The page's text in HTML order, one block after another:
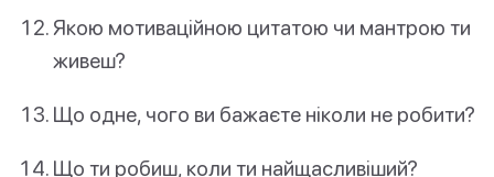
Якою мотиваційною цитатою чи мантрою ти
живеш?
Що одне, чого ви бажаєте ніколи не робити?
Що ти робиш, коли ти найщасливіший?